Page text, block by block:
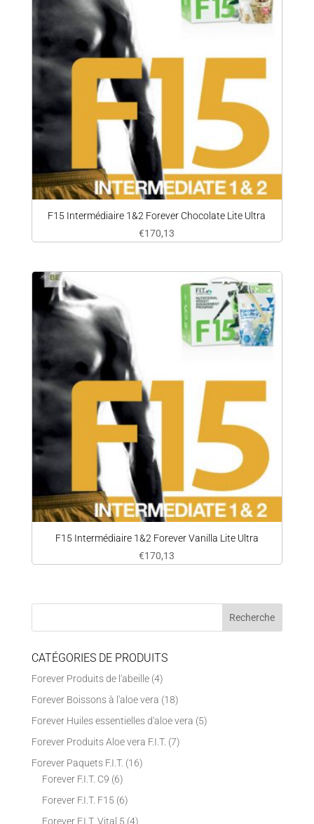
F15 Intermédiaire 1&2 Forever Chocolate Lite Ultra
€170,13
F15 Intermédiaire 1&2 Forever Vanilla Lite Ultra
€170,13
CATÉGORIES DE PRODUITS
Forever Produits de l'abeille (4)
Forever Boissons à l'aloe vera (18)
Forever Huiles essentielles d'aloe vera (5)
Forever Produits Aloe vera F.I.T. (7)
Forever Paquets F.I.T. (16)
Forever F.I.T. C9 (6)
Forever F.I.T. F15 (6)
Forever F.I.T. Vital 5 (4)